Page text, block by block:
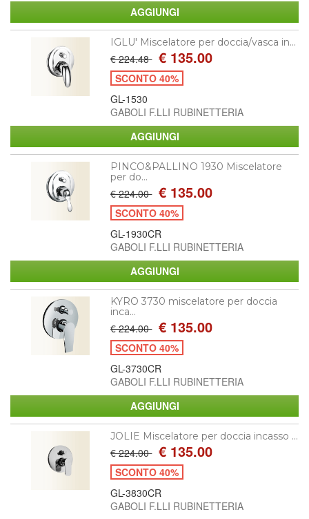
IGLU' Miscelatore per doccia/vasca in...
€ 224.48 € 135.00
SCONTO 40%
GL-1530
GABOLI F.LLI RUBINETTERIA
PINCO&PALLINO 1930 Miscelatore
per do...
€ 224.00 € 135.00
SCONTO 40%
GL-1930CR
GABOLI F.LLI RUBINETTERIA
KYRO 3730 miscelatore per doccia
inca...
€ 224.00 € 135.00
SCONTO 40%
GL-3730CR
GABOLI F.LLI RUBINETTERIA
JOLIE Miscelatore per doccia incasso ...
€ 224.00 € 135.00
SCONTO 40%
GL-3830CR
GABOLI F.LLI RUBINETTERIA